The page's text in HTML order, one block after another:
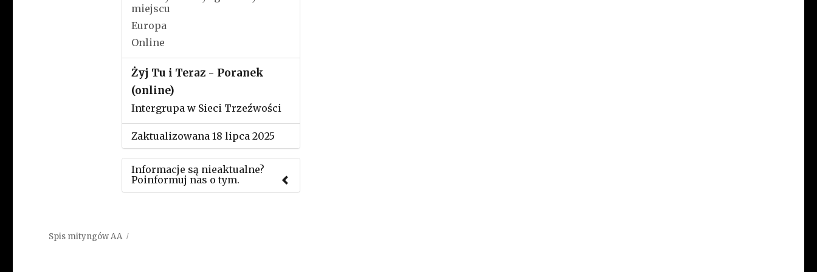
miejscu
Europa
Online
Żyj Tu i Teraz - Poranek
(online)
Intergrupa w Sieci Trzeźwości
Zaktualizowana 18 lipca 2025
Informacje są nieaktualne?
Poinformuj nas o tym.
Spis mityngów AA